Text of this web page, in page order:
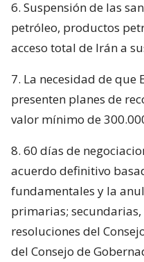
6. Suspensión de las
petróleo, productos
acceso total de Irán a
7. La necesidad de que
presenten planes de
valor mínimo de
8. 60 días de
acuerdo definitivo
fundamentales y la
primarias; secundarias,
resoluciones del
del Consejo de